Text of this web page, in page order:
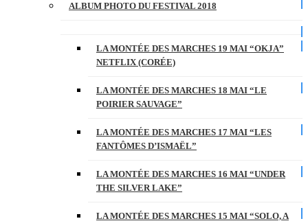
ALBUM PHOTO DU FESTIVAL 2018
LA MONTÉE DES MARCHES 19 MAI “OKJA”
NETFLIX (CORÉE)
LA MONTÉE DES MARCHES 18 MAI “LE
POIRIER SAUVAGE”
LA MONTÉE DES MARCHES 17 MAI “LES
FANTÔMES D’ISMAËL”
LA MONTÉE DES MARCHES 16 MAI “UNDER
THE SILVER LAKE”
LA MONTÉE DES MARCHES 15 MAI “SOLO, A